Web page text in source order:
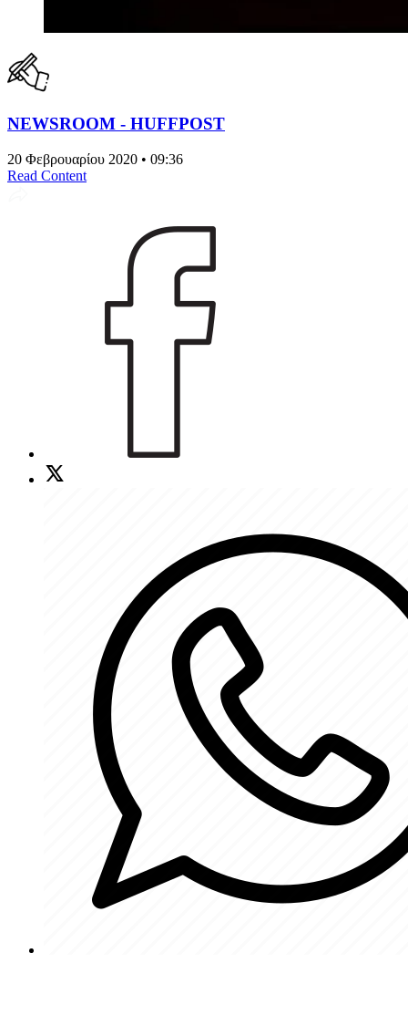
NEWSROOM - HUFFPOST
20 Φεβρουαρίου 2020 • 09:36
Read Content